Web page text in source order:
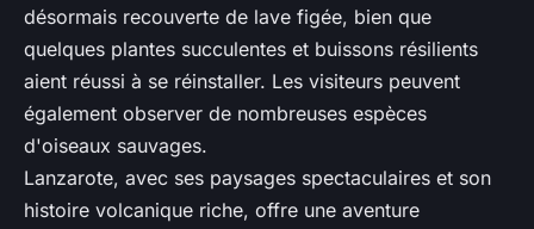
désormais recouverte de lave figée, bien que
quelques plantes succulentes et buissons résilients
aient réussi à se réinstaller. Les visiteurs peuvent
également observer de nombreuses espèces
d'oiseaux sauvages.
Lanzarote, avec ses paysages spectaculaires et son
histoire volcanique riche, offre une aventure